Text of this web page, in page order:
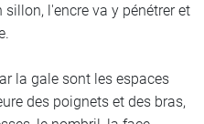
l'encre va y pénétrer et
la gale sont les espaces
des poignets et des bras,